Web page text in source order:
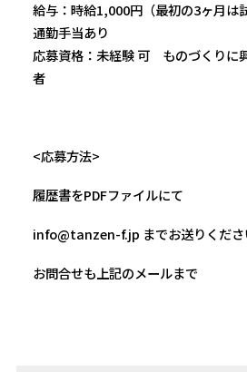
給与：時給1,000円（最初の3ヶ月は
通勤手当あり
応募資格：未経験 可 ものづくり
者
<応募方法>
履歴書をPDFファイルにて
info@tanzen-f.jp までお送りくださ
お問合せも上記のメールまで